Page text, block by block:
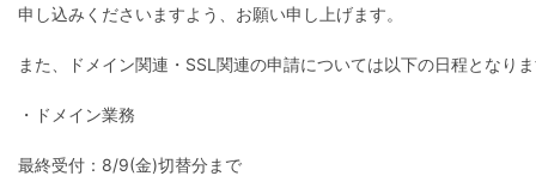
申し込みくださいますよう、お願い申し上げます。
また、ドメイン関連・SSL関連の申請については以下の日程となり
・ドメイン業務
最終受付：8/9(金)切替分まで